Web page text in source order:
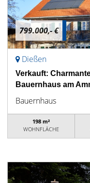
799.000,- €
Dießen
Verkauft:
Bauernhaus am
Bauernhaus
198 m²
WOHNFLÄCHE